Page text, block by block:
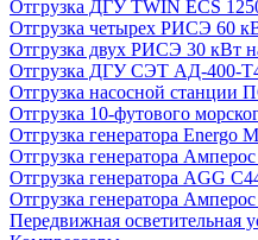
Отгрузка ДГУ TWIN ECS
Отгрузка четырех РИСЭ 60
Отгрузка двух РИСЭ 30 кВт
Отгрузка ДГУ СЭТ АД-400-
Отгрузка насосной
Отгрузка 10-футового
Отгрузка генератора Energo
Отгрузка генератора
Отгрузка генератора AGG
Отгрузка генератора
Передвижная осветительная